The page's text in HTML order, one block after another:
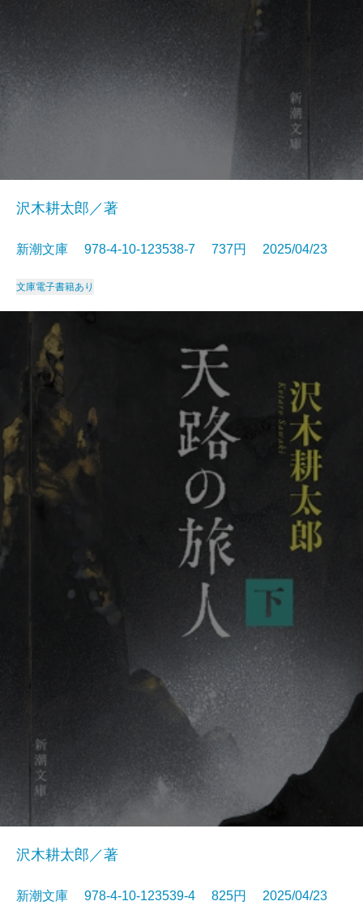
沢木耕太郎／著
新潮文庫 978-4-10-123538-7 737円 2025/04/23
文庫電子書籍あり
沢木耕太郎／著
新潮文庫 978-4-10-123539-4 825円 2025/04/23